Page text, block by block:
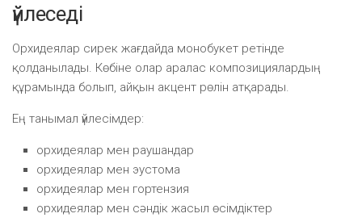
үйлеседі
Орхидеялар сирек жағдайда монобукет ретінде
қолданылады. Көбіне олар аралас композициялардың
құрамында болып, айқын акцент рөлін атқарады.
Ең танымал үйлесімдер:
орхидеялар мен раушандар
орхидеялар мен эустома
орхидеялар мен гортензия
орхидеялар мен сәндік жасыл өсімдіктер